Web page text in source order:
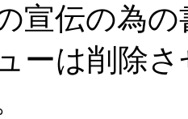
宣伝の為の
ーは削除さ